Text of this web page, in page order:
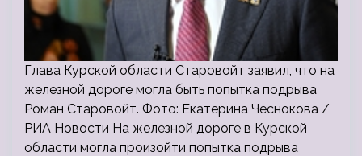
Глава Курской области Старовойт заявил, что на
железной дороге могла быть попытка подрыва
Роман Старовойт. Фото: Екатерина Чеснокова /
РИА Новости На железной дороге в Курской
области могла произойти попытка подрыва